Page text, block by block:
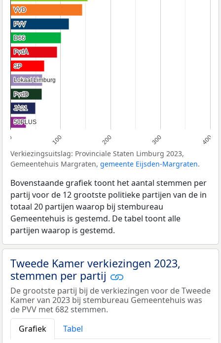
0 100 200 300 400
VVD
VVD
PVV
PVV
D66
D66
PvdA
PvdA
SP
SP
Lokaal Limburg
Lokaal Limburg
PvdD
PvdD
JA21
JA21
50PLUS
50PLUS
Verkiezingsuitslag: Provinciale Staten Limburg 2023,
Gemeentehuis Margraten, gemeente Eijsden-Margraten.
Bovenstaande grafiek toont het aantal stemmen per
partij voor de 12 grootste politieke partijen van de in
totaal 20 partijen waarop bij stembureau
Gemeentehuis is gestemd. De tabel toont alle
partijen waarop is gestemd.
Tweede Kamer verkiezingen 2023,
stemmen per partij
De grootste partij bij de verkiezingen voor de Tweede
Kamer van 2023 bij stembureau Gemeentehuis was
de PVV met 682 stemmen.
Grafiek
Tabel